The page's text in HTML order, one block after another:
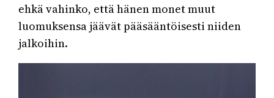
ehkä vahinko, että hänen monet muut
luomuksensa jäävät pääsääntöisesti niiden
jalkoihin.